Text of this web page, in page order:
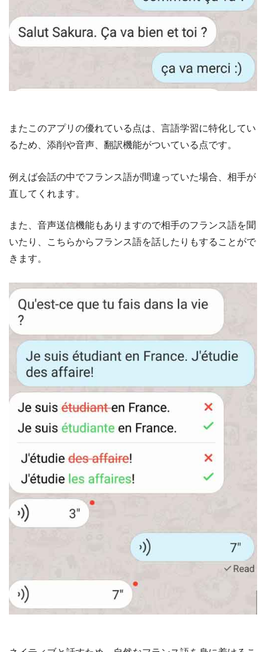
またこのアプリの優れている点は、言語学習に特化してい
るため、添削や音声、翻訳機能がついている点です。
例えば会話の中でフランス語が間違っていた場合、相手が
直してくれます。
また、音声送信機能もありますので相手のフランス語を聞
いたり、こちらからフランス語を話したりもすることがで
きます。